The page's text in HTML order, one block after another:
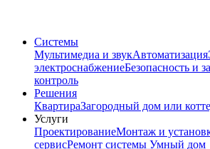
Системы
Мультимедиа и звукАвтоматизация
электроснабжениеБезопасность и
контроль
Решения
КвартираЗагородный дом или
Услуги
ПроектированиеМонтаж и
сервисРемонт системы Умный дом